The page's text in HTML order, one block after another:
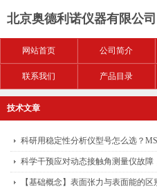
北京奥德利诺仪器有限公司
网站首页 公司简介
联系我们 产品目录
技术文章
科研用稳定性分析仪型号怎么选？
科学干预应对动态接触角测量仪故
【基础概念】表面张力与表面能的区